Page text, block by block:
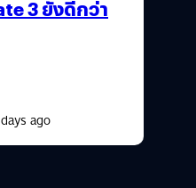
3 ยังดีกว่า
ago